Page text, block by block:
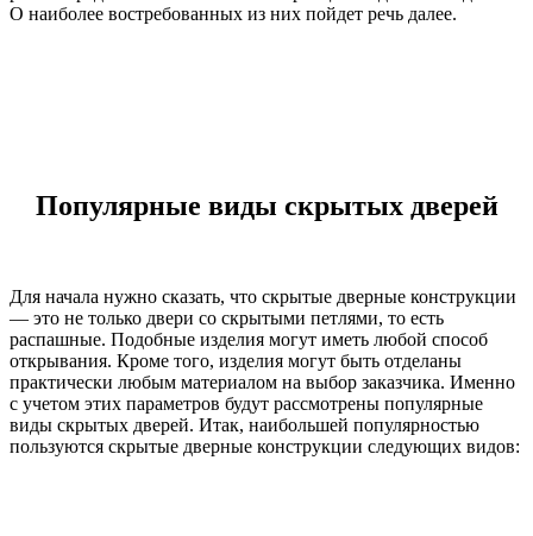
О наиболее востребованных из них пойдет речь далее.
Популярные виды скрытых дверей
Для начала нужно сказать, что скрытые дверные конструкции
— это не только двери со скрытыми петлями, то есть
распашные. Подобные изделия могут иметь любой способ
открывания. Кроме того, изделия могут быть отделаны
практически любым материалом на выбор заказчика. Именно
с учетом этих параметров будут рассмотрены популярные
виды скрытых дверей. Итак, наибольшей популярностью
пользуются скрытые дверные конструкции следующих видов: